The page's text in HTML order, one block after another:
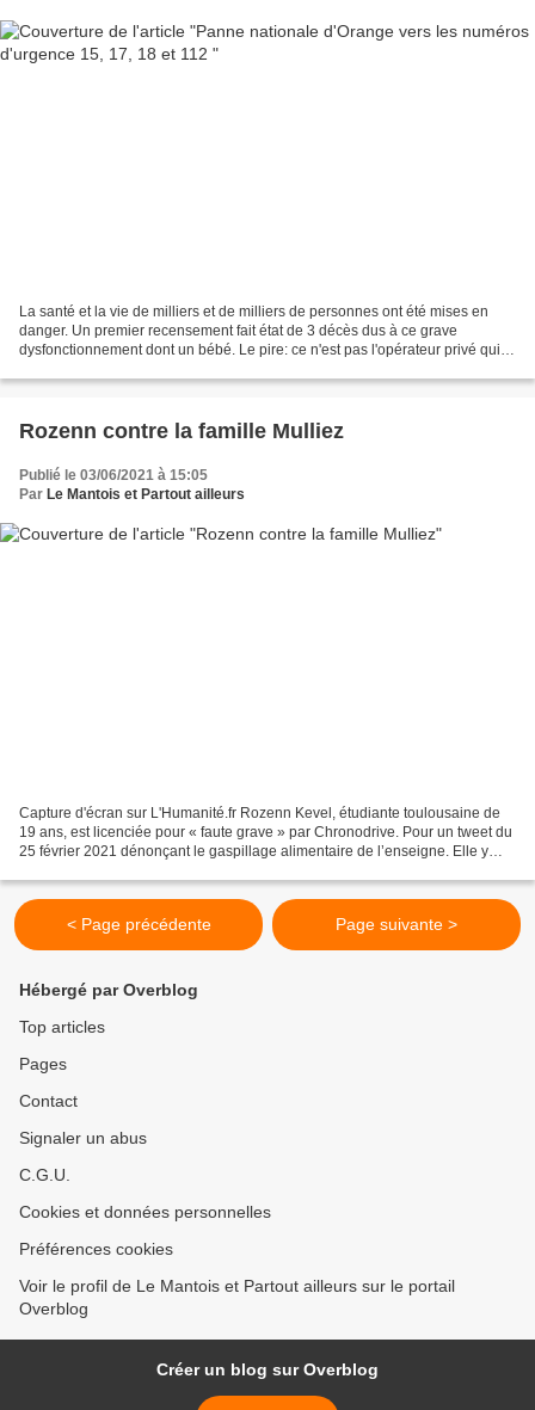
La santé et la vie de milliers et de milliers de personnes ont été mises en
danger. Un premier recensement fait état de 3 décès dus à ce grave
dysfonctionnement dont un bébé. Le pire: ce n'est pas l'opérateur privé qui
Rozenn contre la famille Mulliez
Publié le 03/06/2021 à 15:05
Par Le Mantois et Partout ailleurs
Capture d'écran sur L'Humanité.fr Rozenn Kevel, étudiante toulousaine de
19 ans, est licenciée pour « faute grave » par Chronodrive. Pour un tweet du
25 février 2021 dénonçant le gaspillage alimentaire de l’enseigne. Elle y
< Page précédente Page suivante >
Hébergé par Overblog
Top articles
Pages
Contact
Signaler un abus
C.G.U.
Cookies et données personnelles
Préférences cookies
Voir le profil de Le Mantois et Partout ailleurs sur le portail
Overblog
Créer un blog sur Overblog